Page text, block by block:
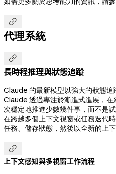

代理系統

長時程推理與狀態追蹤
Claude 的最新模型以強大的狀態追
Claude 透過專注於漸進式進展，
次穩定地推進少數幾件事，而不是
在跨越多個上下文視窗或任務迭代
任務、儲存狀態，然後以全新的上下

上下文感知與多視窗工作流程